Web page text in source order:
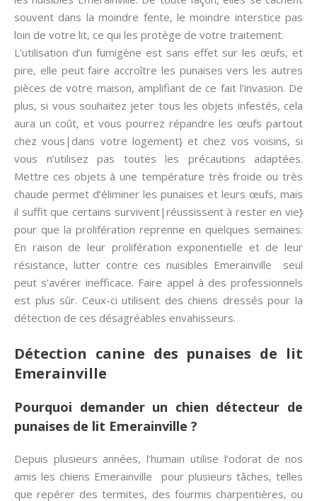
souvent dans la moindre fente, le moindre interstice pas
loin de votre lit, ce qui les protège de votre traitement.
L’utilisation d’un fumigène est sans effet sur les œufs, et
pire, elle peut faire accroître les punaises vers les autres
pièces de votre maison, amplifiant de ce fait l’invasion. De
plus, si vous souhaitez jeter tous les objets infestés, cela
aura un coût, et vous pourrez répandre les œufs partout
chez vous|dans votre logement} et chez vos voisins, si
vous n’utilisez pas toutes les précautions adaptées.
Mettre ces objets à une température très froide ou très
chaude permet d’éliminer les punaises et leurs œufs, mais
il suffit que certains survivent|réussissent à rester en vie}
pour que la prolifération reprenne en quelques semaines.
En raison de leur prolifération exponentielle et de leur
résistance, lutter contre ces nuisibles Emerainville seul
peut s’avérer inefficace. Faire appel à des professionnels
est plus sûr. Ceux-ci utilisent des chiens dressés pour la
détection de ces désagréables envahisseurs.
Détection canine des punaises de lit
Emerainville
Pourquoi demander un chien détecteur de
punaises de lit Emerainville ?
Depuis plusieurs années, l’humain utilise l’odorat de nos
amis les chiens Emerainville pour plusieurs tâches, telles
que repérer des termites, des fourmis charpentières, ou